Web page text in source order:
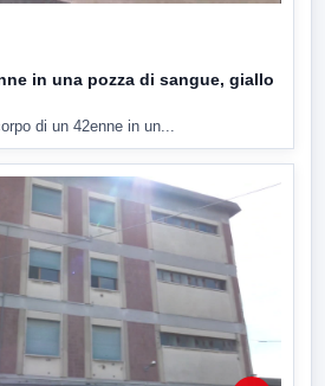
in una pozza di sangue, giallo
di un 42enne in un...